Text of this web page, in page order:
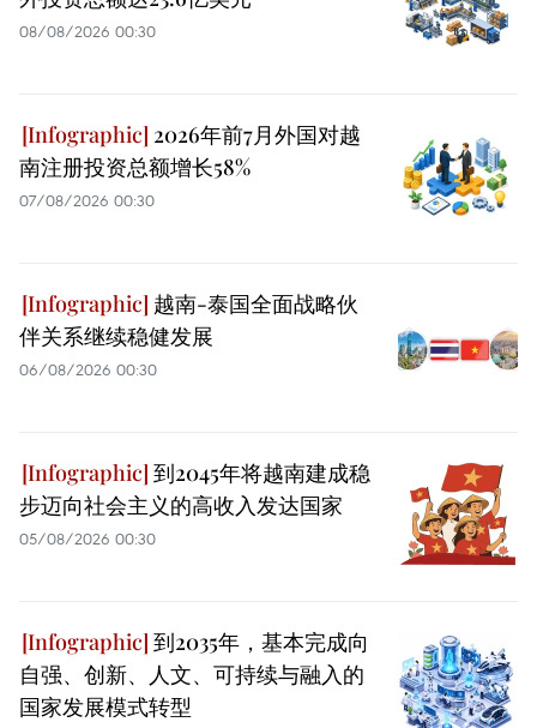
08/08/2026 00:30
2026年前7月外国对越
南注册投资总额增长58%
07/08/2026 00:30
越南-泰国全面战略伙
伴关系继续稳健发展
06/08/2026 00:30
到2045年将越南建成稳
步迈向社会主义的高收入发达国家
05/08/2026 00:30
到2035年，基本完成向
自强、创新、人文、可持续与融入的
国家发展模式转型